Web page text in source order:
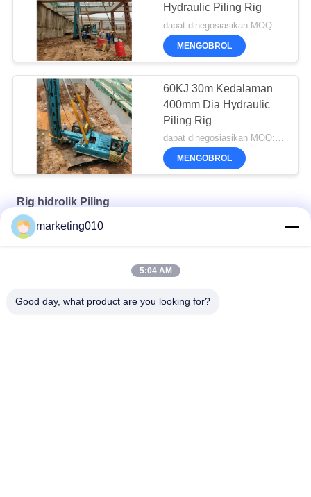
Hydraulic Piling Rig
MENGOBROL
60KJ 30m Kedalaman
400mm Dia Hydraulic
Piling Rig
dapat dinegosiasikan MOQ:1 set
MENGOBROL
Rig hidrolik Piling
Su Seri Multifungsi Tracked Pile Frame
marketing010
5:04 AM
Good day, what product are you looking for?